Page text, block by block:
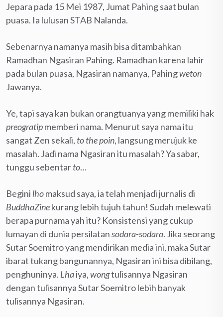
Jepara pada 15 Mei 1987, Jumat Pahing saat bulan
puasa. Ia lulusan STAB Nalanda.
Sebenarnya namanya masih bisa ditambahkan
Ramadhan Ngasiran Pahing. Ramadhan karena lahir
pada bulan puasa, Ngasiran namanya, Pahingweton
Jawanya.
Ye, tapi saya kan bukan orangtuanya yang memiliki hak
preogratipmemberi nama. Menurut saya nama itu
sangat Zen sekali, to the poin, langsung merujuk ke
masalah. Jadi nama Ngasiran itu masalah? Ya sabar,
tunggu sebentarto…
Begini lhomaksud saya, ia telah menjadi jurnalis di
BuddhaZinekurang lebih tujuh tahun! Sudah melewati
berapa purnama yah itu? Konsistensi yang cukup
lumayan di dunia persilatansodara-sodara. Jika seorang
Sutar Soemitro yang mendirikan media ini, maka Sutar
ibarat tukang bangunannya, Ngasiran ini bisa dibilang,
penghuninya. Lhaiya,wongtulisannya Ngasiran
dengan tulisannya Sutar Soemitro lebih banyak
tulisannya Ngasiran.